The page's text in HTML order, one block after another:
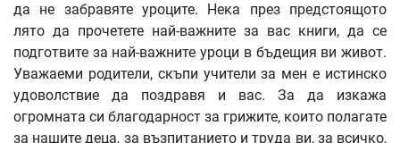
да не забравяте уроците. Нека през предстоящото
лято да прочетете най-важните за вас книги, да се
подготвите за най-важните уроци в бъдещия ви живот.
Уважаеми родители, скъпи учители за мен е истинско
удоволствие да поздравя и вас. За да изкажа
огромната си благодарност за грижите, които полагате
за нашите деца, за възпитанието и труда ви, за всичко,